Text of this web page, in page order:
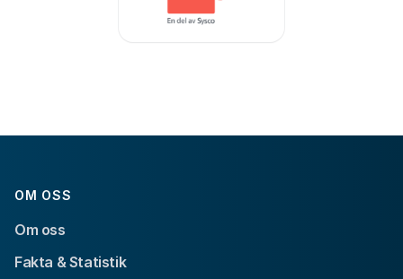
OM OSS
Om oss
Fakta & Statistik